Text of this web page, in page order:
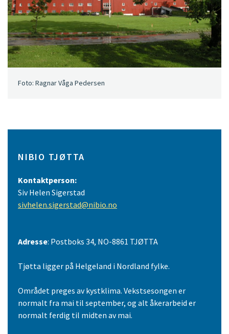
Foto: Ragnar Våga Pedersen
NIBIO TJØTTA
Kontaktperson:
Siv Helen Sigerstad
sivhelen.sigerstad@nibio.no
Adresse: Postboks 34, NO-8861 TJØTTA
Tjøtta ligger på Helgeland i Nordland fylke.
Området preges av kystklima. Vekstsesongen er
normalt fra mai til september, og alt åkerarbeid er
normalt ferdig til midten av mai.